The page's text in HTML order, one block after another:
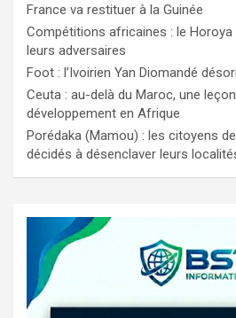
France va restituer à la Guinée
Compétitions africaines : le
leurs adversaires
Foot : l’Ivoirien Yan Diomandé
Ceuta : au-delà du Maroc, une
développement en Afrique
Porédaka (Mamou) : les citoyens
décidés à désenclaver leurs